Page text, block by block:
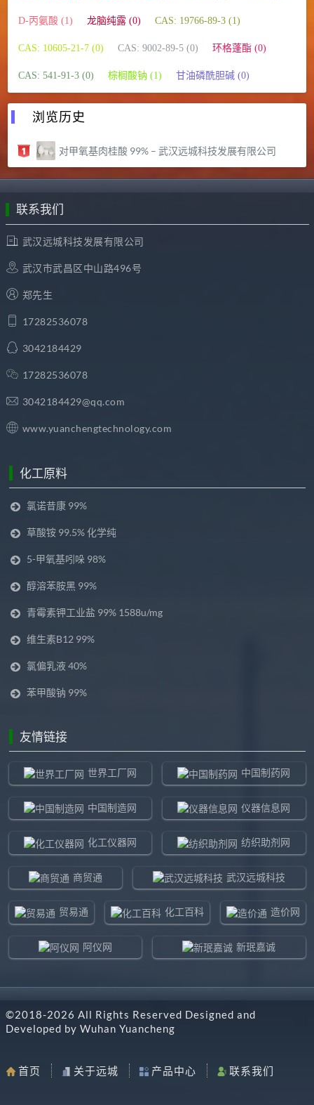
D-丙氨酸 (1) 龙脑纯露 (0) CAS: 19766-89-3 (1)
CAS: 10605-21-7 (0) CAS: 9002-89-5 (0) 环格蓬酯 (0)
CAS: 541-91-3 (0) 棕榈酸钠 (1) 甘油磷酰胆碱 (0)
浏览历史
对甲氧基肉桂酸 99% – 武汉远城科技发展有限公司
联系我们
武汉远城科技发展有限公司
武汉市武昌区中山路496号
郑先生
17282536078
3042184429
17282536078
3042184429@qq.com
www.yuanchengtechnology.com
化工原料
氯诺昔康 99%
草酸铵 99.5% 化学纯
5-甲氧基吲哚 98%
醇溶苯胺黑 99%
青霉素钾工业盐 99% 1588u/mg
维生素B12 99%
氯偏乳液 40%
苯甲酸钠 99%
友情链接
世界工厂网 中国制药网
中国制造网 仪器信息网
化工仪器网 纺织助剂网
商贸通 武汉远城科技
贸易通 化工百科 造价网
阿仪网 新珉嘉诚
东北制造网 药智通
©2018-2026 All Rights Reserved Designed and
Developed by Wuhan Yuancheng
首页 关于远城 产品中心 联系我们